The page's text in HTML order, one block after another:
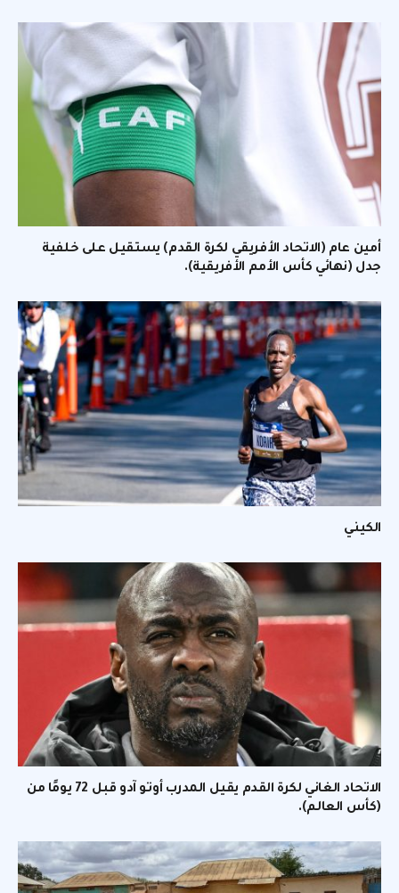
أمين عام (الاتحاد الأفريقي لكرة القدم) يستقيل على خلفية
جدل (نهائي كأس الأمم الأفريقية).
الكيني
الاتحاد الغاني لكرة القدم يقيل المدرب أوتو آدو قبل 72 يومًا من
(كأس العالم).